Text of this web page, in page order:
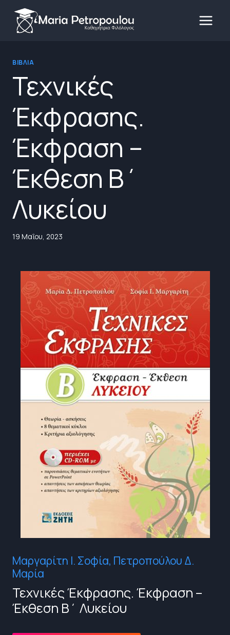
content
ΒΙΒΛΊΑ
Τεχνικές
Έκφρασης.
Έκφραση –
Έκθεση Β΄
Λυκείου
19 Μαΐου, 2023
Μαργαρίτη Ι. Σοφία, Πετροπούλου Δ.
Μαρία
Τεχνικές Έκφρασης. Έκφραση –
Έκθεση Β΄ Λυκείου